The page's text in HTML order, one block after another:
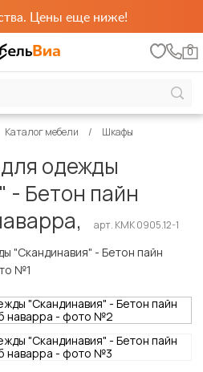
Цены еще ниже!
0
Каталог мебели Шкафы
одежды
- Бетон пайн
арт. КМК 0905.12-1